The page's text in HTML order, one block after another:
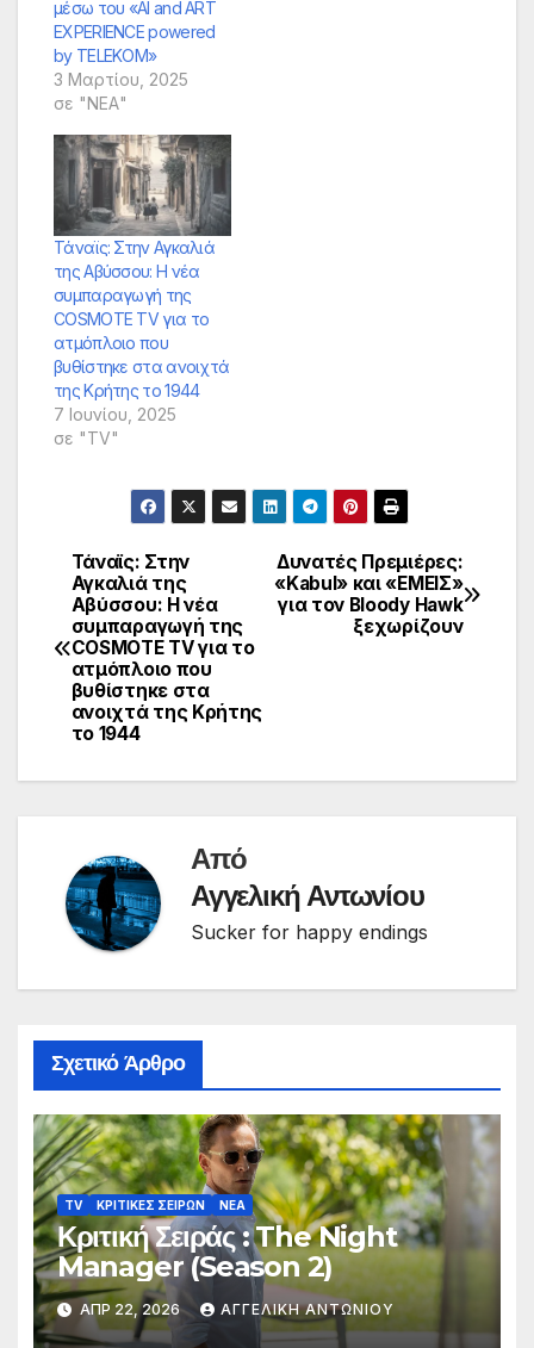
μέσω του «AI and ART
EXPERIENCE powered
by TELEKOM»
3 Μαρτίου, 2025
σε "ΝΕΑ"
Τάναϊς: Στην Αγκαλιά
της Αβύσσου: Η νέα
συμπαραγωγή της
COSMOTE TV για το
ατμόπλοιο που
βυθίστηκε στα ανοιχτά
της Κρήτης το 1944
7 Ιουνίου, 2025
σε "TV"
Πλοήγηση
άρθρων
Δυνατές Πρεμιέρες:
«Kabul» και «ΕΜΕΙΣ»
για τον Bloody Hawk
ξεχωρίζουν
Τάναϊς: Στην
Αγκαλιά της
Αβύσσου: Η νέα
συμπαραγωγή της
COSMOTE TV για το
ατμόπλοιο που
βυθίστηκε στα
ανοιχτά της Κρήτης
το 1944
Από
Αγγελική Αντωνίου
Sucker for happy endings
Σχετικό Άρθρο
TV ΚΡΙΤΙΚΕΣ ΣΕΙΡΩΝ ΝΕΑ
Κριτική Σειράς : The Night
Manager (Season 2)
ΑΠΡ 22, 2026 ΑΓΓΕΛΙΚΉ ΑΝΤΩΝΊΟΥ